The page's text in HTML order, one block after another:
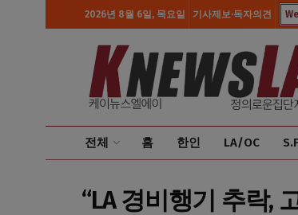
2026년 8월 6일, 목요일 기사제보·독자의견
전체 홈 한인 LA/OC
“LA 경비행기 추락,